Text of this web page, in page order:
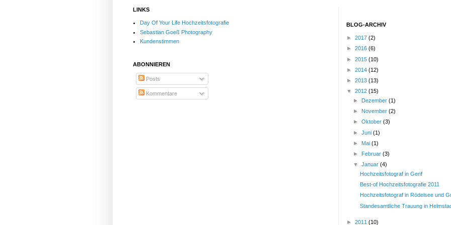
LINKS
Day Of Your Life Hochzeitsfotografie
Sebastian Goeß Photography
Kundenstimmen
ABONNIEREN
Posts
Kommentare
BLOG-ARCHIV
► 2017 (2)
► 2016 (6)
► 2015 (10)
► 2014 (12)
► 2013 (13)
▼ 2012 (15)
► Dezember(1)
► November(2)
►Oktober(3)
►Juni(1)
► Mai(1)
► Februar(3)
▼Januar(4)
Hochzeitsfotograf in Genf
Best-of Hochzeitsfotografie 2011
Hochzeitsfotograf in Rödelsee und
Standesamtliche Trauung in
► 2011 (10)